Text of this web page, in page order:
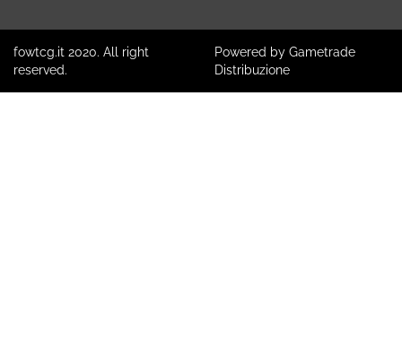
fowtcg.it 2020. All right
reserved.
Powered by Gametrade
Distribuzione